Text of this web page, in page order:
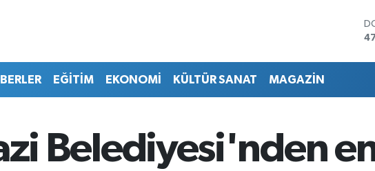
EĞİTİM EKONOMİ KÜLTÜR SANAT MAGAZİN
Belediyesi'nden